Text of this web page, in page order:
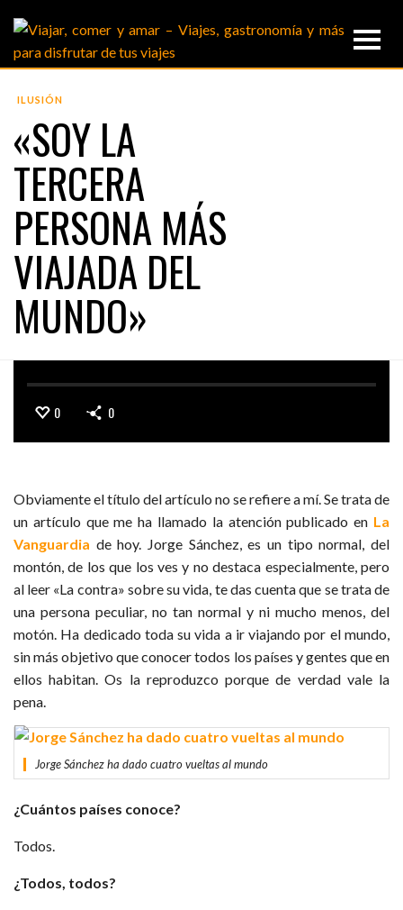
ILUSIÓN
«SOY LA
TERCERA
PERSONA MÁS
VIAJADA DEL
MUNDO»
0 0
Obviamente el título del artículo no se refiere a mí. Se trata de
un artículo que me ha llamado la atención publicado en La
Vanguardia de hoy. Jorge Sánchez, es un tipo normal, del
montón, de los que los ves y no destaca especialmente, pero
al leer «La contra» sobre su vida, te das cuenta que se trata de
una persona peculiar, no tan normal y ni mucho menos, del
motón. Ha dedicado toda su vida a ir viajando por el mundo,
sin más objetivo que conocer todos los países y gentes que en
ellos habitan. Os la reproduzco porque de verdad vale la
pena.
Jorge Sánchez ha dado cuatro vueltas al mundo
¿Cuántos países conoce?
Todos.
¿Todos, todos?